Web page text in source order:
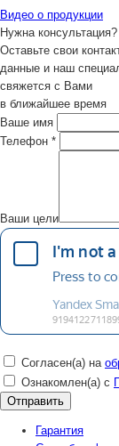
Видео о продукции
Нужна консультация?
Оставьте свои
данные и наш
свяжется с Вами
в ближайшее время
Ваше имя
Телефон *
Ваши цели
Согласен(а) на
Ознакомлен(а) с
Гарантия